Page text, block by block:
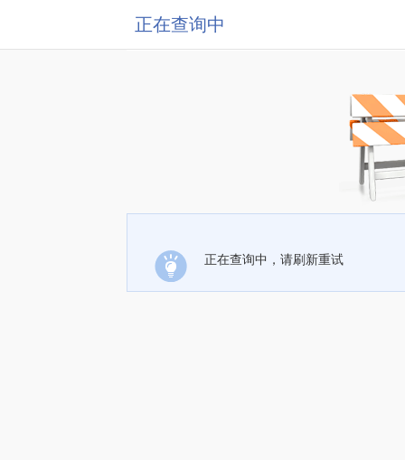
正在查询中
正在查询中，请刷新重试